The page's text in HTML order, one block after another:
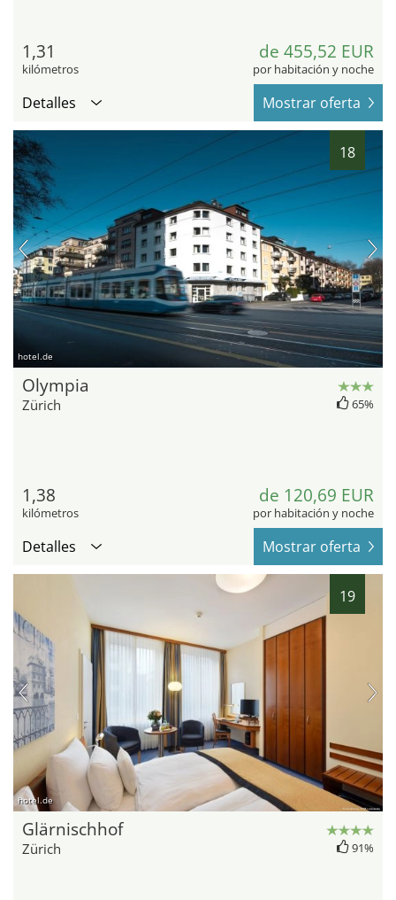
1,31
kilómetros
de 455,52 EUR
por habitación y noche
Detalles Mostrar oferta
18
hotel.de
Olympia
Zürich 65%
1,38
kilómetros
de 120,69 EUR
por habitación y noche
Detalles Mostrar oferta
19
hotel.de
Glärnischhof
Zürich 91%